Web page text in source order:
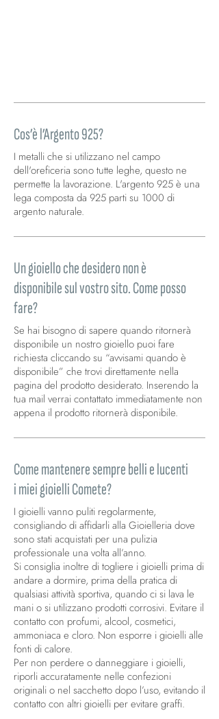
Cos’è l’Argento 925?
I metalli che si utilizzano nel campo
dell'oreficeria sono tutte leghe, questo ne
permette la lavorazione. L'argento 925 è una
lega composta da 925 parti su 1000 di
argento naturale.
Un gioiello che desidero non è
disponibile sul vostro sito. Come posso
fare?
Se hai bisogno di sapere quando ritornerà
disponibile un nostro gioiello puoi fare
richiesta cliccando su “avvisami quando è
disponibile” che trovi direttamente nella
pagina del prodotto desiderato. Inserendo la
tua mail verrai contattato immediatamente non
appena il prodotto ritornerà disponibile.
Come mantenere sempre belli e lucenti
i miei gioielli Comete?
I gioielli vanno puliti regolarmente,
consigliando di affidarli alla Gioielleria dove
sono stati acquistati per una pulizia
professionale una volta all’anno.
Si consiglia inoltre di togliere i gioielli prima di
andare a dormire, prima della pratica di
qualsiasi attività sportiva, quando ci si lava le
mani o si utilizzano prodotti corrosivi. Evitare il
contatto con profumi, alcool, cosmetici,
ammoniaca e cloro. Non esporre i gioielli alle
fonti di calore.
Per non perdere o danneggiare i gioielli,
riporli accuratamente nelle confezioni
originali o nel sacchetto dopo l’uso, evitando il
contatto con altri gioielli per evitare graffi.